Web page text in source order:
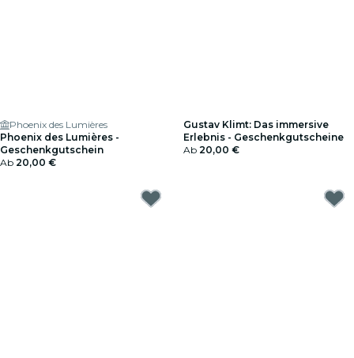
Phoenix des Lumières
Phoenix des Lumières -
Geschenkgutschein
Ab 20,00 €
Gustav Klimt: Das immersive
Erlebnis - Geschenkgutscheine
Ab 20,00 €